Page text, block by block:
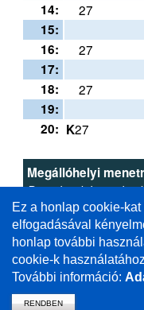
14:
27
15:
16:
27
17:
18:
27
19:
20: K27
Megállóhelyi
Download this
PDF letöltés /
Ez a honlap cookie-
elfogadásával
honlap további
cookie-k
További információ:
RENDBEN